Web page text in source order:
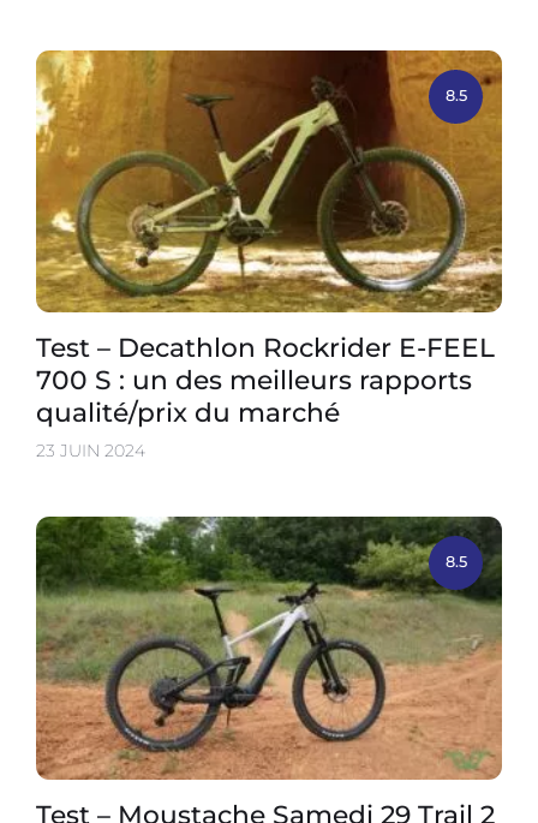
8.5
Test – Decathlon Rockrider E-FEEL
700 S : un des meilleurs rapports
qualité/prix du marché
23 JUIN 2024
8.5
Test – Moustache Samedi 29 Trail 2